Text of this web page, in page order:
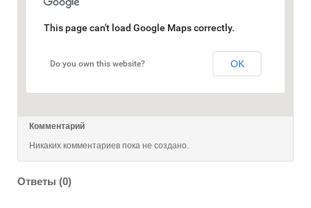
This page can't load Google Maps correctly.
Do you own this website? OK
Комментарий
Никаких комментариев пока не создано.
Ответы (0)